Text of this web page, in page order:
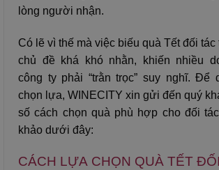
lòng người nhận.
Có lẽ vì thế mà việc biếu quà Tết đối tác
chủ đề khá khó nhằn, khiến nhiều
công ty phải “trằn trọc” suy nghĩ. Để
chọn lựa, WINECITY xin gửi đến quý
số cách chọn quà phù hợp cho đối
khảo dưới đây:
CÁCH LỰA CHỌN QUÀ TẾT